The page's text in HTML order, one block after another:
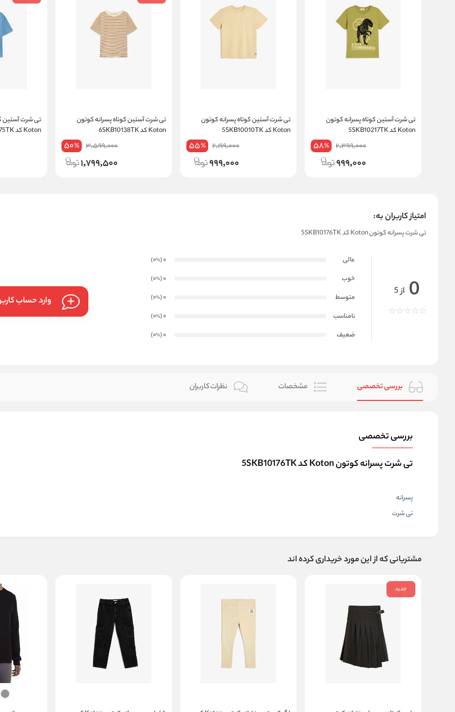
تی شرت آستین کوتاه پسرانه کوتون
Koton کد 5SKB10217TK
2,399,000
58%
999,000
تی شرت آستین کوتاه پسرانه کوتون
Koton کد 5SKB10010TK
2,199,000
55%
999,000
تی شرت آستین کوتاه پسرانه کوتون
Koton کد 6SKB10138TK
3,599,000
50%
1,799,500
تی شرت آستین
Koton کد 6SKB10075TK
امتیاز کاربران به:
تی شرت پسرانه کوتون Koton کد 5SKB10176TK
0 از 5
عالی 0
(0
%
)
خوب
0
(0
%
)
متوسط
0
(0
%
)
نامناسب
0
(0
%
)
ضعیف
0
(0
%
)
وارد حساب
بررسی تخصصی مشخصات نظرات کاربران
بررسی تخصصی
تی شرت پسرانه کوتون Koton کد 5SKB10176TK
پسرانه
تی شرت
مشتریانی که از این مورد خریداری کرده اند
جدید